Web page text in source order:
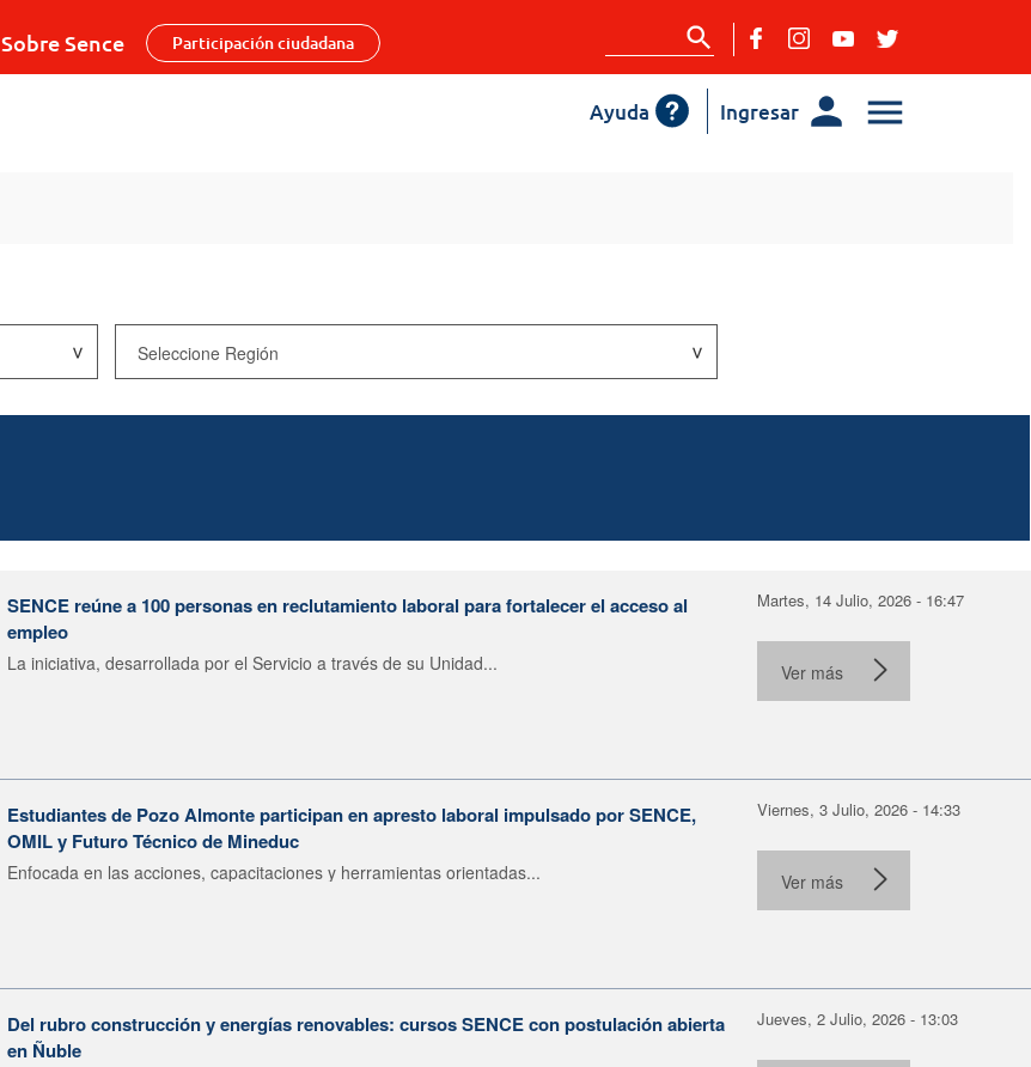
Sobre Sence Participación ciudadana
Ingresar
Ayuda
SENCE reúne a 100 personas en reclutamiento laboral para fortalecer el acceso al
empleo
La iniciativa, desarrollada por el Servicio a través de su Unidad...
Martes, 14 Julio, 2026 - 16:47
Ver más
Estudiantes de Pozo Almonte participan en apresto laboral impulsado por SENCE,
OMIL y Futuro Técnico de Mineduc
Enfocada en las acciones, capacitaciones y herramientas orientadas...
Viernes, 3 Julio, 2026 - 14:33
Ver más
Del rubro construcción y energías renovables: cursos SENCE con postulación abierta
en Ñuble
Jueves, 2 Julio, 2026 - 13:03